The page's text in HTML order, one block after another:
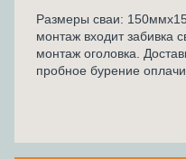
Размеры сваи:
монтаж входит забивка
монтаж оголовка.
пробное бурение